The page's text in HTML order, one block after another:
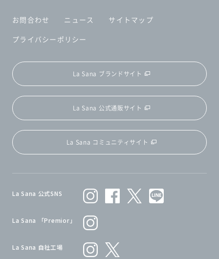
お問合わせ ニュース
サイトマップ
プライバシーポリシー
La Sana ブランドサイト
La Sana 公式通販サイト
La Sana コミュニティサイト
La Sana 公式SNS
La Sana 「Premior」
La Sana 自社工場